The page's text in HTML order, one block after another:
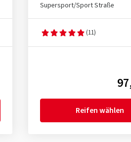
Supersport/Sport Straße
(11)
Reifen wählen